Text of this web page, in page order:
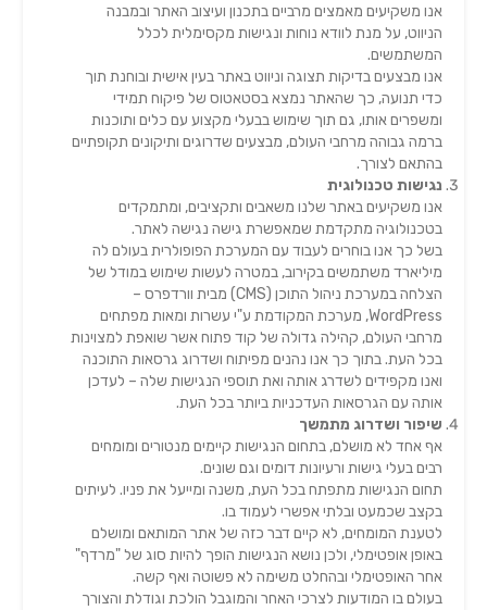
אנו משקיעים מאמצים מרביים בתכנון ועיצוב האתר ובמבנה
הניווט, על מנת לוודא נוחות ונגישות מקסימלית לכלל
המשתמשים.
אנו מבצעים בדיקות תצוגה וניווט באתר בעין אישית ובוחנת תוך
כדי תנועה, כך שהאתר נמצא בסטאטוס של פיקוח תמידי
ומשפרים אותו, גם תוך שימוש בבעלי מקצוע עם כלים ותוכנות
ברמה גבוהה מרחבי העולם, מבצעים שדרוגים ותיקונים תקופתיים
בהתאם לצורך.
נגישות טכנולוגית
אנו משקיעים באתר שלנו משאבים ותקציבים, ומתמקדים
בטכנולוגיה מתקדמת שמאפשרת גישה נגישה לאתר.
בשל כך אנו בוחרים לעבוד עם המערכת הפופולרית בעולם לה
מיליארד משתמשים בקירוב, במטרה לעשות שימוש במודל של
הצלחה במערכת ניהול התוכן (CMS) מבית וורדפרס –
WordPress, מערכת המקודמת ע"י עשרות ומאות מפתחים
מרחבי העולם, קהילה גדולה של קוד פתוח אשר שואפת למצוינות
בכל העת. בתוך כך אנו נהנים מפיתוח ושדרוג גרסאות התוכנה
ואנו מקפידים לשדרג אותה ואת תוספי הנגישות שלה – לעדכן
אותה עם הגרסאות העדכניות ביותר בכל העת.
שיפור ושדרוג מתמשך
אף אחד לא מושלם, בתחום הנגישות קיימים מנטורים ומומחים
רבים בעלי גישות ורעיונות דומים וגם שונים.
תחום הנגישות מתפתח בכל העת, משנה ומייעל את פניו. לעיתים
בקצב שכמעט ובלתי אפשרי לעמוד בו.
לטענת המומחים, לא קיים דבר כזה של אתר המותאם ומושלם
באופן אופטימלי, ולכן נושא הנגישות הופך להיות סוג של "מרדף"
אחר האופטימלי ובהחלט משימה לא פשוטה ואף קשה.
בעולם בו המודעות לצרכי האחר והמוגבל הולכת וגודלת והצורך